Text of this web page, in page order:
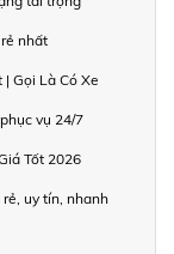
nhất
| Gọi Là Có Xe
vụ 24/7
Tốt 2026
uy tín, nhanh